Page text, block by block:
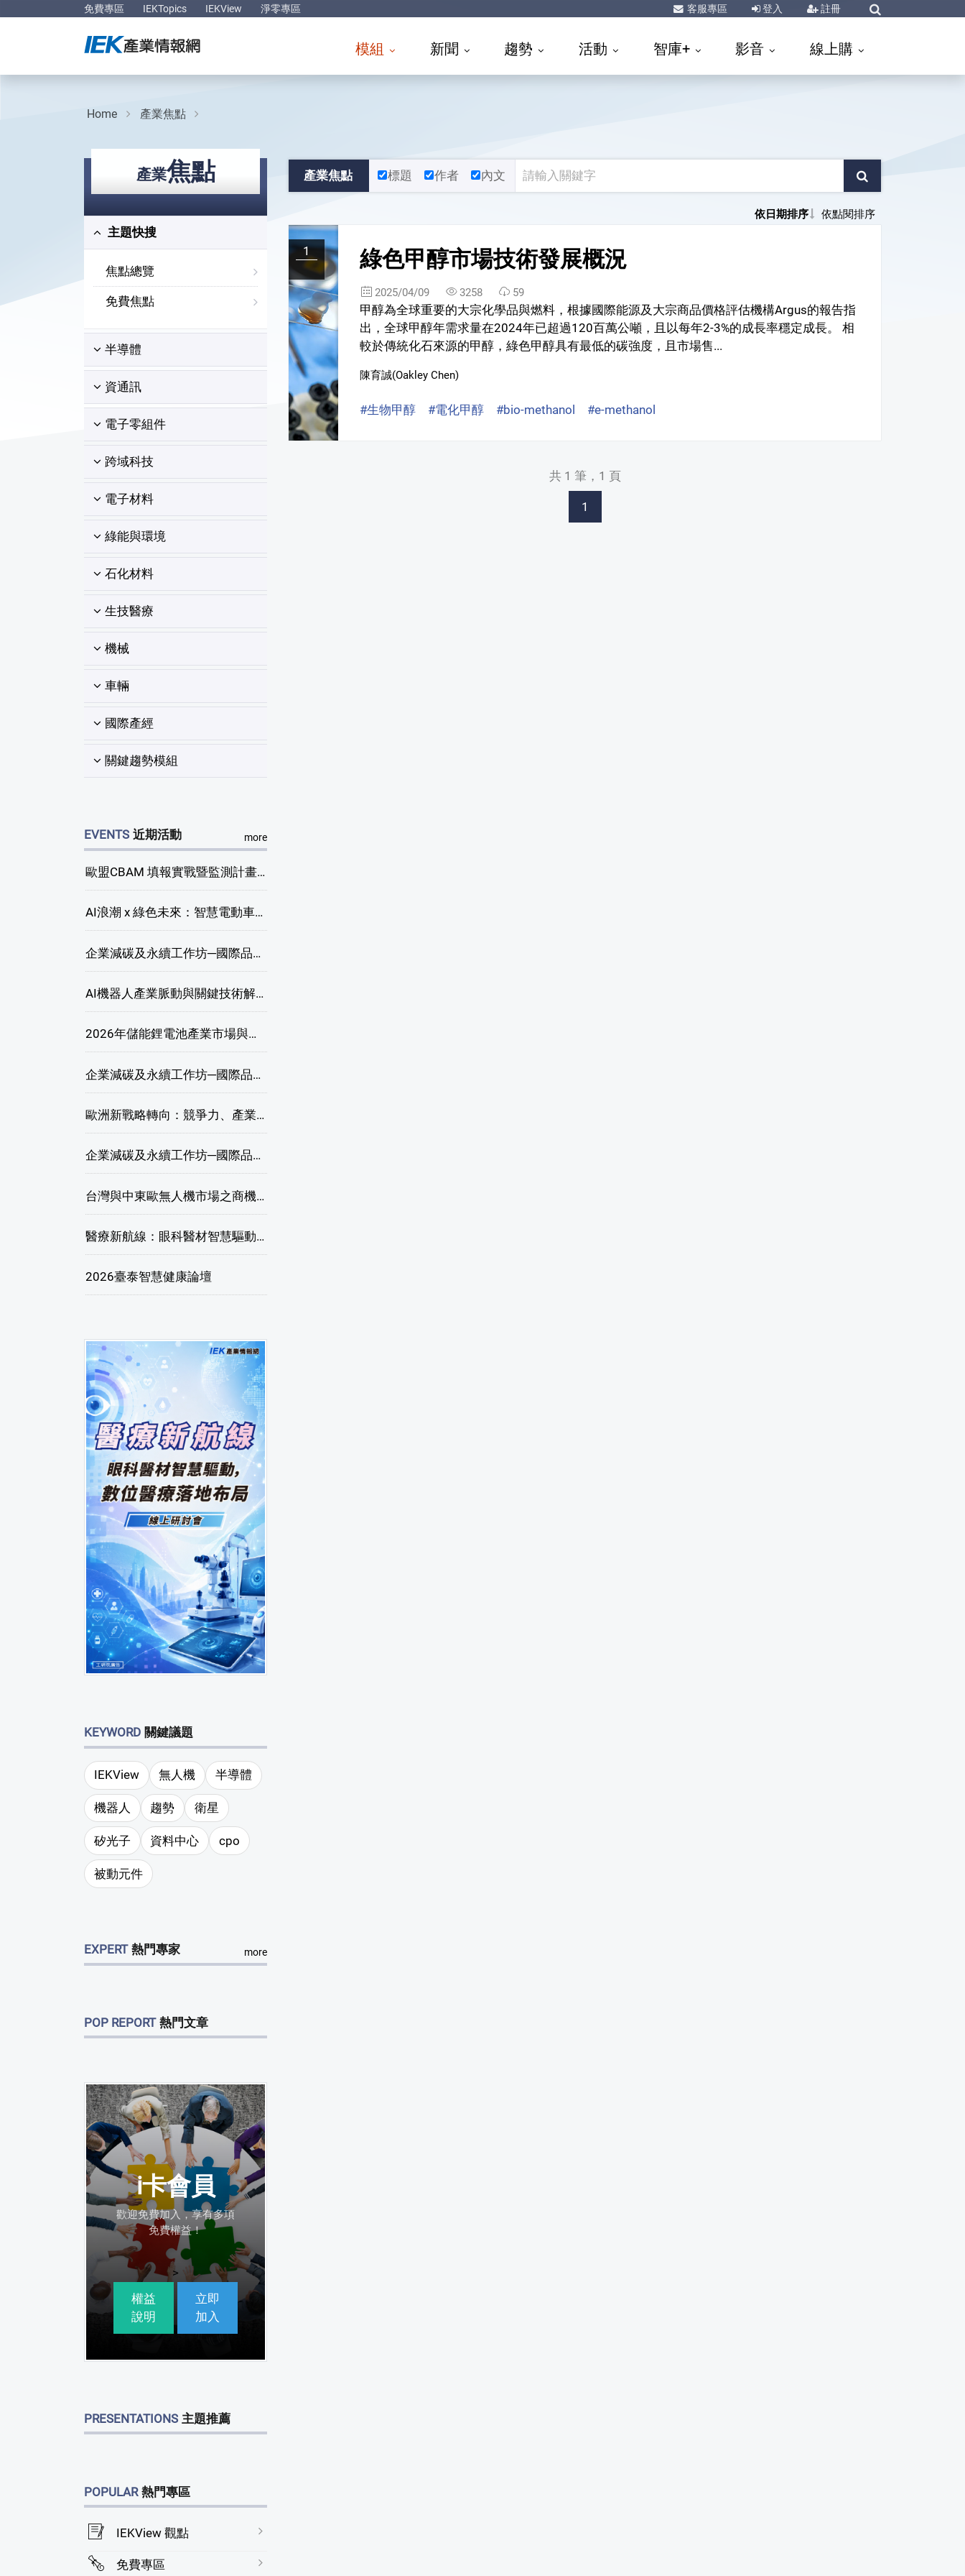
免費專區 IEKTopics IEKView 淨零專區 客服專區 登入 註冊
模組 新聞 趨勢 活動 智庫+ 影音 線上購
Home 產業焦點
產業焦點
主題快搜
焦點總覽
免費焦點
半導體
資通訊
電子零組件
跨域科技
電子材料
綠能與環境
石化材料
生技醫療
機械
車輛
國際產經
關鍵趨勢模組
EVENTS 近期活動 more
歐盟CBAM 填報實戰暨監測計畫說明會(臺中場)
AI浪潮 x 綠色未來：智慧電動車新商機研討會
企業減碳及永續工作坊─國際品牌綠色供應鏈永續管理與實務演練(臺中場)
AI機器人產業脈動與關鍵技術解析研討會
2026年儲能鋰電池產業市場與技術發展線上研討會
企業減碳及永續工作坊─國際品牌綠色供應鏈永續管理與實務演練(高雄場)
歐洲新戰略轉向：競爭力、產業自主與供應鏈重塑線上研討會
企業減碳及永續工作坊─國際品牌綠色供應鏈永續管理與實務演練(臺北場)
台灣與中東歐無人機市場之商機與挑戰座談會
醫療新航線：眼科醫材智慧驅動，數位醫療落地布局線上研討會
2026臺泰智慧健康論壇
KEYWORD 關鍵議題
IEKView 無人機 半導體
機器人 趨勢 衛星
矽光子 資料中心 cpo
被動元件
EXPERT 熱門專家 more
POP REPORT 熱門文章
i卡會員
歡迎免費加入，享有多項
免費權益！
>
權益
說明
立即
加入
PRESENTATIONS 主題推薦
POPULAR 熱門專區
IEKView 觀點
免費專區
產業焦點 標題 作者 內文
依日期排序 依點閱排序
1 綠色甲醇市場技術發展概況
2025/04/09 3258 59
甲醇為全球重要的大宗化學品與燃料，根據國際能源及大宗商品價格評估機構Argus的報告指
出，全球甲醇年需求量在2024年已超過120百萬公噸，且以每年2-3%的成長率穩定成長。 相
較於傳統化石來源的甲醇，綠色甲醇具有最低的碳強度，且市場售...
陳育誠(Oakley Chen)
#生物甲醇 #電化甲醇 #bio-methanol #e-methanol
共 1 筆，1 頁
1